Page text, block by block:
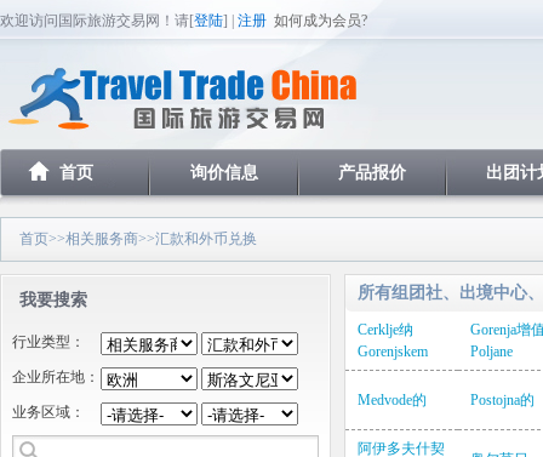
欢迎访问国际旅游交易网！请[登陆] | 注册 如何成为会员?
首页 询价信息 产品报价 出团计
首页>>相关服务商>>汇款和外币兑换
我要搜索
行业类型：
企业所在地：
业务区域：
所有组团社、出境中心
Cerklje纳
Gorenjskem
Gorenja增
Poljane
Medvode的 Postojna的
阿伊多夫什契